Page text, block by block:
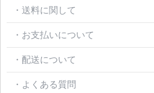
・送料に関して
・お支払いについて
・配送について
・よくある質問